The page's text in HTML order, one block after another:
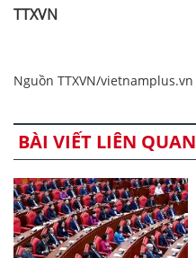
TTXVN
Nguồn TTXVN/vietnamplus.vn
BÀI VIẾT LIÊN QUAN